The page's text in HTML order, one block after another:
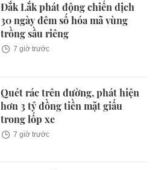
Đắk Lắk phát động chiến dịch
30 ngày đêm số hóa mã vùng
trồng sầu riêng
7 giờ trước
Quét rác trên đường, phát hiện
hơn 3 tỷ đồng tiền mặt giấu
trong lốp xe
7 giờ trước